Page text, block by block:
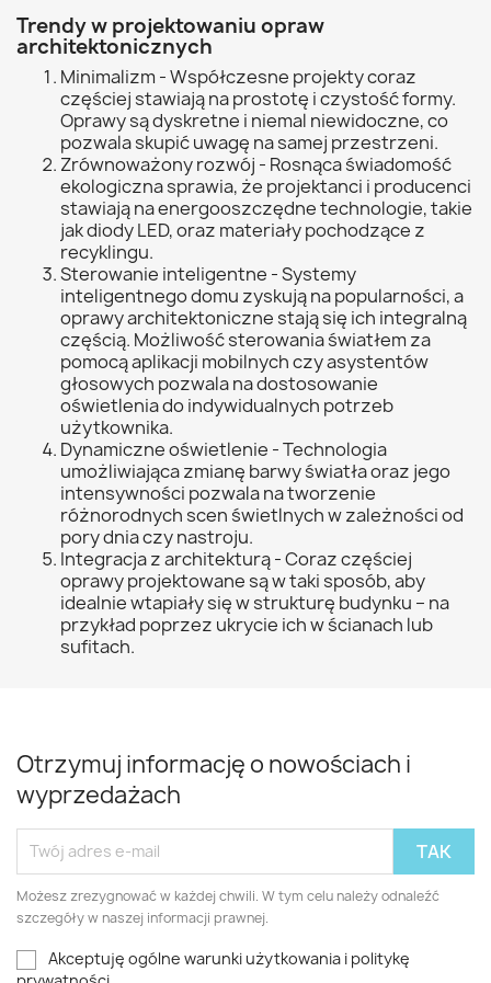
Trendy w projektowaniu opraw
architektonicznych
Minimalizm - Współczesne projekty coraz
częściej stawiają na prostotę i czystość formy.
Oprawy są dyskretne i niemal niewidoczne, co
pozwala skupić uwagę na samej przestrzeni.
Zrównoważony rozwój - Rosnąca świadomość
ekologiczna sprawia, że projektanci i producenci
stawiają na energooszczędne technologie, takie
jak diody LED, oraz materiały pochodzące z
recyklingu.
Sterowanie inteligentne - Systemy
inteligentnego domu zyskują na popularności, a
oprawy architektoniczne stają się ich integralną
częścią. Możliwość sterowania światłem za
pomocą aplikacji mobilnych czy asystentów
głosowych pozwala na dostosowanie
oświetlenia do indywidualnych potrzeb
użytkownika.
Dynamiczne oświetlenie - Technologia
umożliwiająca zmianę barwy światła oraz jego
intensywności pozwala na tworzenie
różnorodnych scen świetlnych w zależności od
pory dnia czy nastroju.
Integracja z architekturą - Coraz częściej
oprawy projektowane są w taki sposób, aby
idealnie wtapiały się w strukturę budynku – na
przykład poprzez ukrycie ich w ścianach lub
sufitach.
Otrzymuj informację o nowościach i
wyprzedażach
Możesz zrezygnować w każdej chwili. W tym celu należy odnaleźć
szczegóły w naszej informacji prawnej.
Akceptuję ogólne warunki użytkowania i politykę